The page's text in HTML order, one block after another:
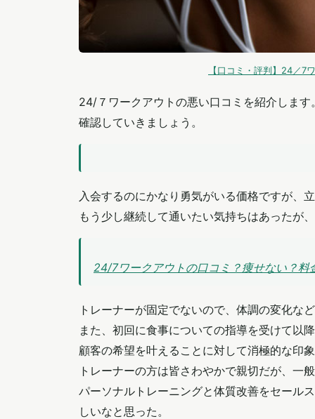
【口コミ・評判】24／
24/７ワークアウトの悪い口コミを紹介しま
確認していきましょう。
入会するのにかなり勇気がいる価格ですが、
もう少し継続して通いたい気持ちはあったが
24/7ワークアウトの口コミ？痩せない？
トレーナーが固定でないので、体調の変化な
また、初回に食事についての指導を受けて以
顧客の希望を叶えることに対して消極的な印
トレーナーの方は皆さわやかで親切だが、一
パーソナルトレーニングと体質改善をセール
しいなと思った。